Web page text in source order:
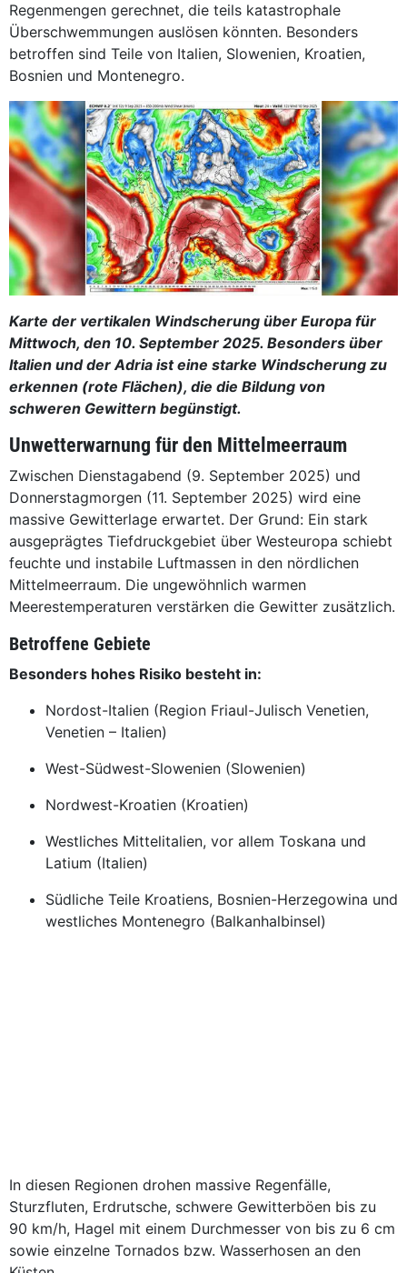
Regenmengen gerechnet, die teils katastrophale
Überschwemmungen auslösen könnten. Besonders
betroffen sind Teile von Italien, Slowenien, Kroatien,
Bosnien und Montenegro.
Karte der vertikalen Windscherung über Europa für
Mittwoch, den 10. September 2025. Besonders über
Italien und der Adria ist eine starke Windscherung zu
erkennen (rote Flächen), die die Bildung von
schweren Gewittern begünstigt.
Unwetterwarnung für den Mittelmeerraum
Zwischen Dienstagabend (9. September 2025) und
Donnerstagmorgen (11. September 2025) wird eine
massive Gewitterlage erwartet. Der Grund: Ein stark
ausgeprägtes Tiefdruckgebiet über Westeuropa schiebt
feuchte und instabile Luftmassen in den nördlichen
Mittelmeerraum. Die ungewöhnlich warmen
Meerestemperaturen verstärken die Gewitter zusätzlich.
Betroffene Gebiete
Besonders hohes Risiko besteht in:
Nordost-Italien (Region Friaul-Julisch Venetien,
Venetien – Italien)
West-Südwest-Slowenien (Slowenien)
Nordwest-Kroatien (Kroatien)
Westliches Mittelitalien, vor allem Toskana und
Latium (Italien)
Südliche Teile Kroatiens, Bosnien-Herzegowina und
westliches Montenegro (Balkanhalbinsel)
In diesen Regionen drohen massive Regenfälle,
Sturzfluten, Erdrutsche, schwere Gewitterböen bis zu
90 km/h, Hagel mit einem Durchmesser von bis zu 6 cm
sowie einzelne Tornados bzw. Wasserhosen an den